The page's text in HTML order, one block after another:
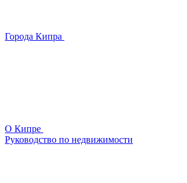
Города Кипра
О Кипре
Руководство по недвижимости